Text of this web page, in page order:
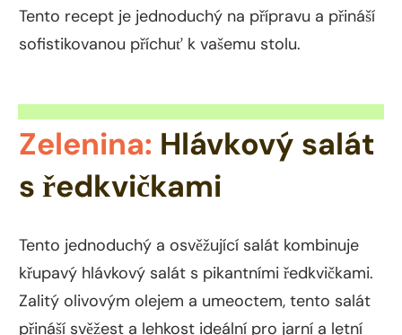
Tento recept je jednoduchý na přípravu a přináší
sofistikovanou příchuť k vašemu stolu.
Zelenina: Hlávkový salát
s ředkvičkami
Tento jednoduchý a osvěžující salát kombinuje
křupavý hlávkový salát s pikantními ředkvičkami.
Zalitý olivovým olejem a umeoctem, tento salát
přináší svěžest a lehkost ideální pro jarní a letní